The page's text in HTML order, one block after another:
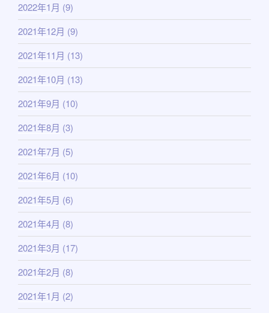
2022年1月 (9)
2021年12月 (9)
2021年11月 (13)
2021年10月 (13)
2021年9月 (10)
2021年8月 (3)
2021年7月 (5)
2021年6月 (10)
2021年5月 (6)
2021年4月 (8)
2021年3月 (17)
2021年2月 (8)
2021年1月 (2)